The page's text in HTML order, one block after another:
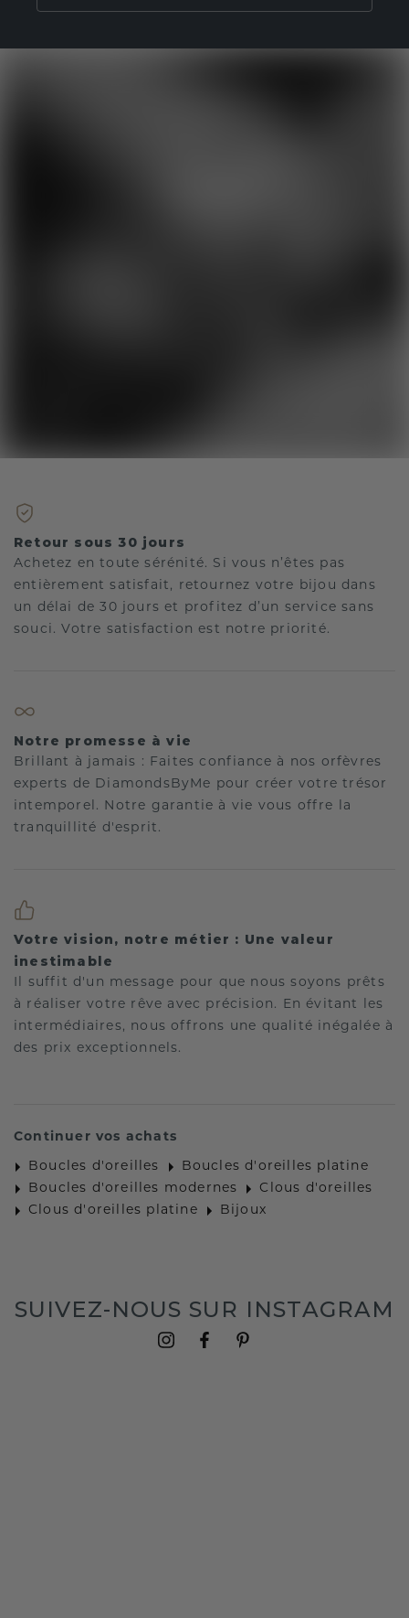
Retour sous 30 jours
Achetez en toute sérénité. Si vous n’êtes pas
entièrement satisfait, retournez votre bijou dans
un délai de 30 jours et profitez d’un service sans
souci. Votre satisfaction est notre priorité.
Notre promesse à vie
Brillant à jamais : Faites confiance à nos orfèvres
experts de DiamondsByMe pour créer votre trésor
intemporel. Notre garantie à vie vous offre la
tranquillité d'esprit.
Votre vision, notre métier : Une valeur
inestimable
Il suffit d'un message pour que nous soyons prêts
à réaliser votre rêve avec précision. En évitant les
intermédiaires, nous offrons une qualité inégalée à
des prix exceptionnels.
Continuer vos achats
Boucles d'oreilles
Boucles d'oreilles platine
Boucles d'oreilles modernes
Clous d'oreilles
Clous d'oreilles platine
Bijoux
SUIVEZ-NOUS SUR INSTAGRAM